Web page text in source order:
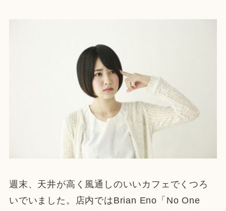
週末、天井が高く風通しのいいカフェでくつろ
いでいました。店内ではBrian Eno「No One